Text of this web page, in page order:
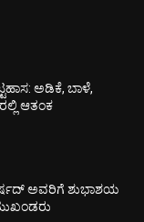
ಅಡಿಕೆ, ಬಾಳೆ,
ಆತಂಕ
ಅವರಿಗೆ ಶುಭಾಶಯ